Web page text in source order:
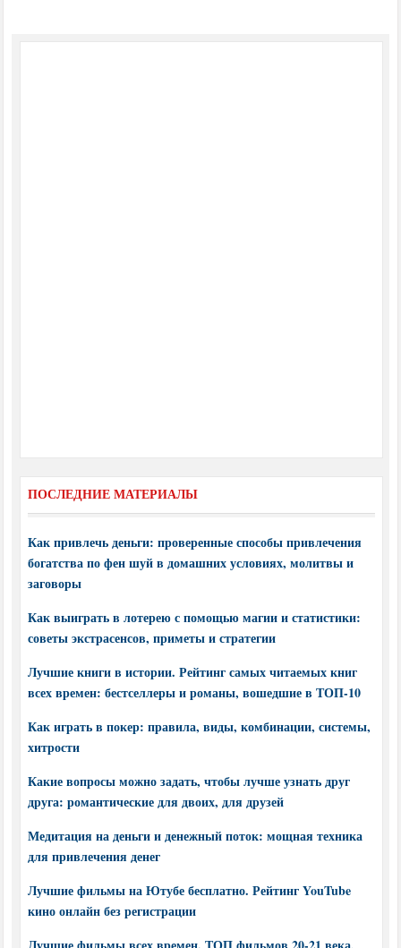
ПОСЛЕДНИЕ МАТЕРИАЛЫ
Как привлечь деньги: проверенные способы привлечения
богатства по фен шуй в домашних условиях, молитвы и
заговоры
Как выиграть в лотерею с помощью магии и статистики:
советы экстрасенсов, приметы и стратегии
Лучшие книги в истории. Рейтинг самых читаемых книг
всех времен: бестселлеры и романы, вошедшие в ТОП-10
Как играть в покер: правила, виды, комбинации, системы,
хитрости
Какие вопросы можно задать, чтобы лучше узнать друг
друга: романтические для двоих, для друзей
Медитация на деньги и денежный поток: мощная техника
для привлечения денег
Лучшие фильмы на Ютубе бесплатно. Рейтинг YouTube
кино онлайн без регистрации